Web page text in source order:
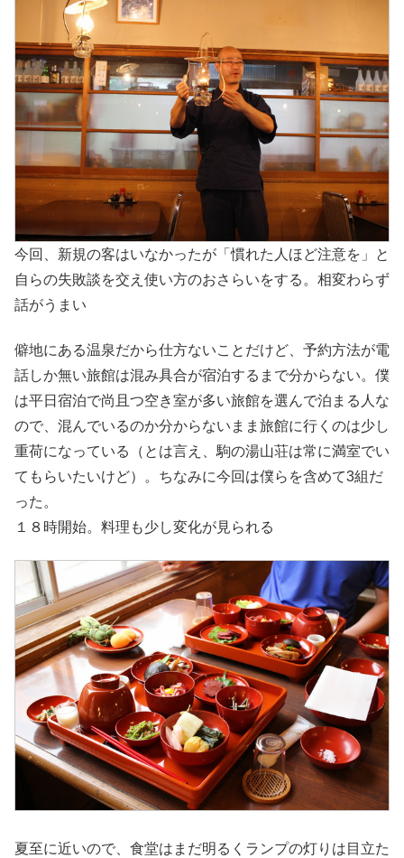
今回、新規の客はいなかったが「慣れた人ほど注意を」と
自らの失敗談を交え使い方のおさらいをする。相変わらず
話がうまい
僻地にある温泉だから仕方ないことだけど、予約方法が電
話しか無い旅館は混み具合が宿泊するまで分からない。僕
は平日宿泊で尚且つ空き室が多い旅館を選んで泊まる人な
ので、混んでいるのか分からないまま旅館に行くのは少し
重荷になっている（とは言え、駒の湯山荘は常に満室でい
てもらいたいけど）。ちなみに今回は僕らを含めて3組だ
った。
１８時開始。料理も少し変化が見られる
夏至に近いので、食堂はまだ明るくランプの灯りは目立た